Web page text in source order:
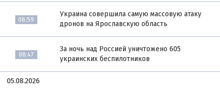
08:59
Украина совершила самую массовую атаку
дронов на Ярославскую область
08:47
За ночь над Россией уничтожено 605
украинских беспилотников
05.08.2026